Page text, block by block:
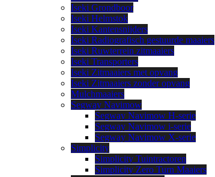
Iseki Grondboor
Iseki Helmstok
Iseki Kantensnijders
Iseki Radiografisch gestuurde maaiers
Iseki Ruwterrein zitmaaiers
Iseki Transporters
Iseki Zitmaaiers met opvang
Iseki Zitmaaiers zonder opvang
Mulchmaaiers
Segway Navimow
Segway Navimow H-serie
Segway Navimow i-serie
Segway Navimow X-serie
Simplicity
Simplicity Tuintractoren
Simplicity Zero Turn Maaiers